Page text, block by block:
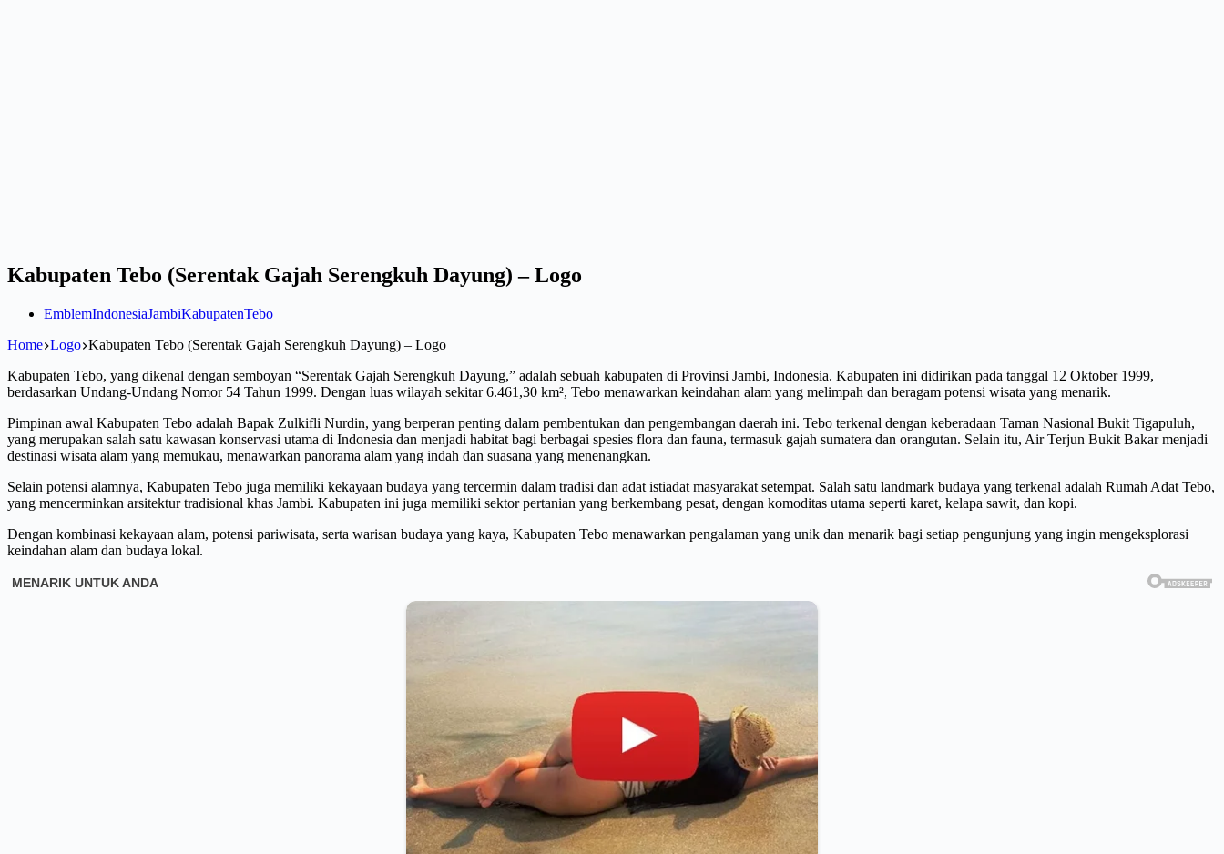
Kabupaten Tebo (Serentak Gajah Serengkuh Dayung) – Logo
EmblemIndonesiaJambiKabupatenTebo
Home Logo Kabupaten Tebo (Serentak Gajah Serengkuh Dayung) – Logo
Kabupaten Tebo, yang dikenal dengan semboyan “Serentak Gajah Serengkuh Dayung,” adalah sebuah kabupaten di Provinsi Jambi, Indonesia. Kabupaten ini didirikan pada tanggal 12 Oktober 1999,
berdasarkan Undang-Undang Nomor 54 Tahun 1999. Dengan luas wilayah sekitar 6.461,30 km², Tebo menawarkan keindahan alam yang melimpah dan beragam potensi wisata yang menarik.
Pimpinan awal Kabupaten Tebo adalah Bapak Zulkifli Nurdin, yang berperan penting dalam pembentukan dan pengembangan daerah ini. Tebo terkenal dengan keberadaan Taman Nasional Bukit Tigapuluh,
yang merupakan salah satu kawasan konservasi utama di Indonesia dan menjadi habitat bagi berbagai spesies flora dan fauna, termasuk gajah sumatera dan orangutan. Selain itu, Air Terjun Bukit Bakar menjadi
destinasi wisata alam yang memukau, menawarkan panorama alam yang indah dan suasana yang menenangkan.
Selain potensi alamnya, Kabupaten Tebo juga memiliki kekayaan budaya yang tercermin dalam tradisi dan adat istiadat masyarakat setempat. Salah satu landmark budaya yang terkenal adalah Rumah Adat Tebo,
yang mencerminkan arsitektur tradisional khas Jambi. Kabupaten ini juga memiliki sektor pertanian yang berkembang pesat, dengan komoditas utama seperti karet, kelapa sawit, dan kopi.
Dengan kombinasi kekayaan alam, potensi pariwisata, serta warisan budaya yang kaya, Kabupaten Tebo menawarkan pengalaman yang unik dan menarik bagi setiap pengunjung yang ingin mengeksplorasi
keindahan alam dan budaya lokal.